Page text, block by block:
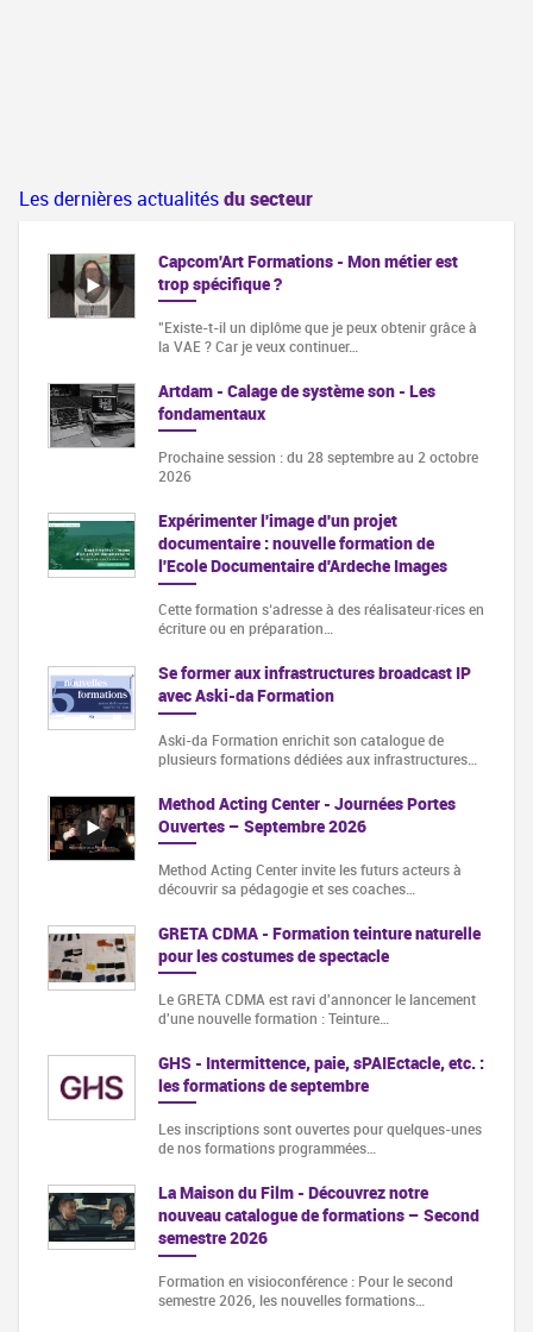
Les dernières actualitésdu secteur
Capcom'Art Formations - Mon métier est
trop spécifique ?
"Existe-t-il un diplôme que je peux obtenir grâce à
la VAE ? Car je veux continuer…
Artdam - Calage de système son - Les
fondamentaux
Prochaine session : du 28 septembre au 2 octobre
2026
Expérimenter l'image d'un projet
documentaire : nouvelle formation de
l'Ecole Documentaire d'Ardeche Images
Cette formation s‘adresse à des réalisateur·rices en
écriture ou en préparation…
Se former aux infrastructures broadcast IP
avec Aski-da Formation
Aski-da Formation enrichit son catalogue de
plusieurs formations dédiées aux infrastructures…
Method Acting Center - Journées Portes
Ouvertes – Septembre 2026
Method Acting Center invite les futurs acteurs à
découvrir sa pédagogie et ses coaches…
GRETA CDMA - Formation teinture naturelle
pour les costumes de spectacle
Le GRETA CDMA est ravi d'annoncer le lancement
d'une nouvelle formation : Teinture…
GHS - Intermittence, paie, sPAIEctacle, etc. :
les formations de septembre
Les inscriptions sont ouvertes pour quelques-unes
de nos formations programmées…
La Maison du Film - Découvrez notre
nouveau catalogue de formations – Second
semestre 2026
Formation en visioconférence : Pour le second
semestre 2026, les nouvelles formations…